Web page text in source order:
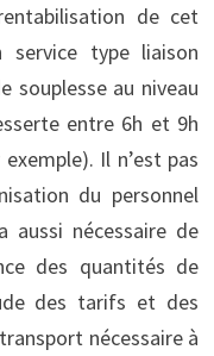
de cet
type liaison
souplesse au niveau
entre 6h et 9h
Il n’est pas
du personnel
aussi nécessaire de
des quantités de
des tarifs et des
nécessaire à